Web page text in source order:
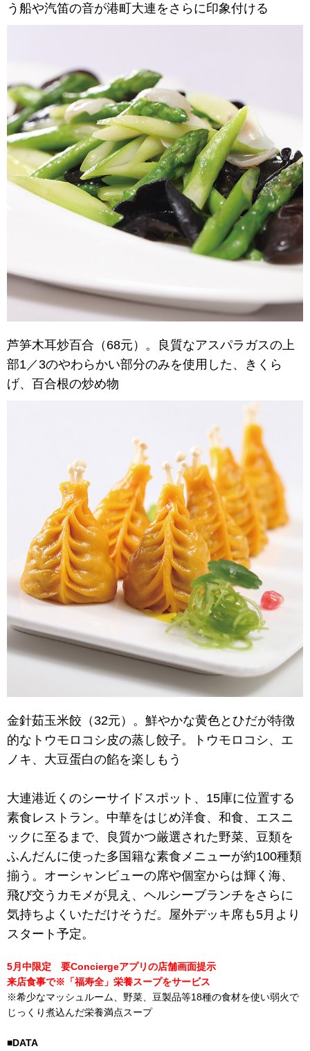
う船や汽笛の音が港町大連をさらに印象付ける
芦笋木耳炒百合（68元）。良質なアスパラガスの上
部1／3のやわらかい部分のみを使用した、きくら
げ、百合根の炒め物
金針茹玉米餃（32元）。鮮やかな黄色とひだが特徴
的なトウモロコシ皮の蒸し餃子。トウモロコシ、エ
ノキ、大豆蛋白の餡を楽しもう
大連港近くのシーサイドスポット、15庫に位置する
素食レストラン。中華をはじめ洋食、和食、エスニ
ックに至るまで、良質かつ厳選された野菜、豆類を
ふんだんに使った多国籍な素食メニューが約100種類
揃う。オーシャンビューの席や個室からは輝く海、
飛び交うカモメが見え、ヘルシーブランチをさらに
気持ちよくいただけそうだ。屋外デッキ席も5月より
スタート予定。
5月中限定 要Conciergeアプリの店舗画面提示
来店食事で※「福寿全」栄養スープをサービス
※希少なマッシュルーム、野菜、豆製品等18種の食材を使い弱火で
じっくり煮込んだ栄養満点スープ
■DATA